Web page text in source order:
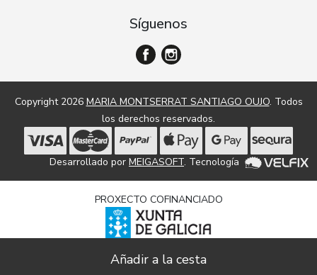
Síguenos
Copyright 2026 MARIA MONTSERRAT SANTIAGO OUJO. Todos
los derechos reservados.
Desarrollado por MEIGASOFT. Tecnología
PROXECTO COFINANCIADO